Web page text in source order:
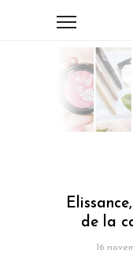
de la
16